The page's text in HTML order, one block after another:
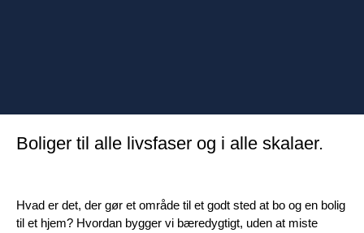
Boliger til alle livsfaser og i alle skalaer.
Hvad er det, der gør et område til et godt sted at bo og en bolig
til et hjem? Hvordan bygger vi bæredygtigt, uden at miste